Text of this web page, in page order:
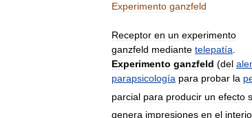
Experimento ganzfeld
Receptor en un experimento
ganzfeld mediante telepatía
Experimento ganzfeld (del
parapsicología para probar la
parcial para producir un efecto
genera impresiones en el